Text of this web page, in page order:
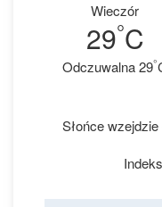
Wieczór
29°C
Odczuwalna 29°
Słońce